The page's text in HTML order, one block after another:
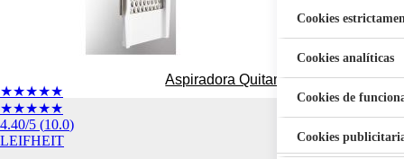
Aspiradora Quitamanchas 450W
★★★★★
★★★★★
4.40/5 (10.0)
LEIFHEIT
Cookies
Cookies analíticas
Cookies de
Cookies